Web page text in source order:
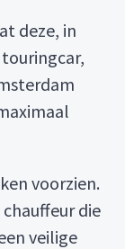
deze, in
voorzien.
die
veilige